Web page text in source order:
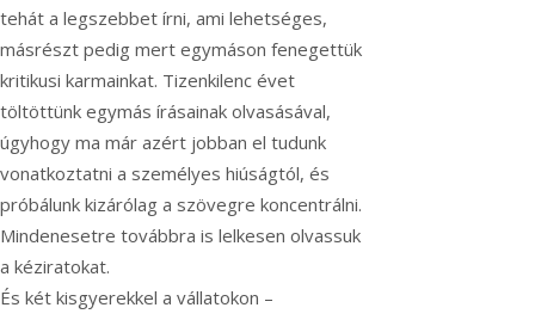
tehát a legszebbet írni, ami lehetséges,
másrészt pedig mert egymáson fenegettük
kritikusi karmainkat. Tizenkilenc évet
töltöttünk egymás írásainak olvasásával,
úgyhogy ma már azért jobban el tudunk
vonatkoztatni a személyes hiúságtól, és
próbálunk kizárólag a szövegre koncentrálni.
Mindenesetre továbbra is lelkesen olvassuk
a kéziratokat.
És két kisgyerekkel a vállatokon –